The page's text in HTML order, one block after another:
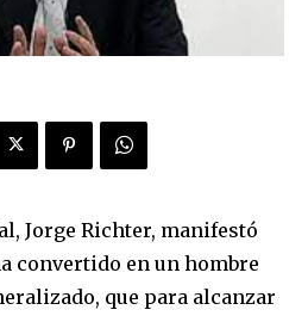
Jorge Richter, manifestó
convertido en un hombre
que para alcanzar